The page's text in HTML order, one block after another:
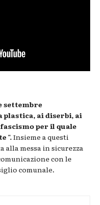
settembre
plastica, ai diserbi, ai
per il quale
".Insieme a questi
alla messa in sicurezza
con le
comunale.